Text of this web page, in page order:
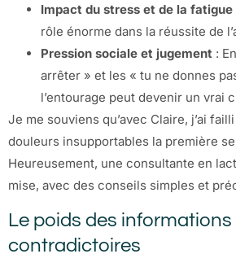
Impact du stress et de la fatigue
rôle énorme dans la réussite de
Pression sociale et jugement :
arrêter » et les « tu ne donnes
l’entourage peut devenir un vrai
Je me souviens qu’avec Claire, j’ai
douleurs insupportables la première
Heureusement, une consultante en
mise, avec des conseils simples et
Le poids des informations
contradictoires